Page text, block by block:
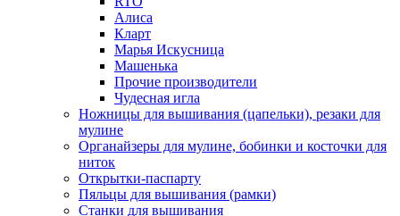
Алиса
Кларт
Марья Искусница
Машенька
Прочие производители
Чудесная игла
Ножницы для вышивания (цапельки), резаки для
мулине
Органайзеры для мулине, бобинки и косточки для
ниток
Открытки-паспарту
Пяльцы для вышивания (рамки)
Станки для вышивания